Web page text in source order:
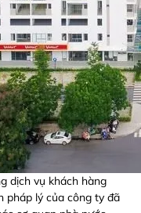
dịch vụ khách hàng
pháp lý của công ty đã